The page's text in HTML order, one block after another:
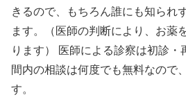
きるので、もちろん誰にも知られ
ます。（医師の判断により、お薬
ります） 医師による診察は初診・
間内の相談は何度でも無料なので
す。